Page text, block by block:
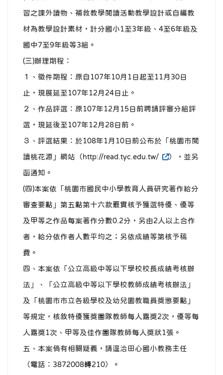
習之課外讀物、補救教學閱讀活動教學設計或自編教
材為教學設計素材，計分國小1至3年級、4至6年級及
國中7至9年級等3組。
(三)辦理期程：
１、徵件期程：原自107年10月1日起至11月30日
止，現展延至107年12月24日止。
２、作品評選：原107年12月15日前聘請評審分組評
選，現延後至107年12月28日前。
３、評選結果：於108年1月10日前公布於「桃園市閱
讀桃花源」網站（http://read.tyc.edu.tw/ ），並另
函通知。
(四)本案依「桃園市國民中小學教育人員研究著作給分
審查要點」第五點第十六款覈實核予獲選特優、優等
及甲等之作品每案著作分數0.2分，另由2人以上合作
者，給分依作者人數平均之；另依成績等第核予稿
費。
四、本案依「公立高級中等以下學校校長成績考核辦
法」、「公立高級中等以下學校教師成績考核辦法」
及「桃園市市立各級學校及幼兒園教職員獎懲要點」
等規定，核敘特優獲獎團隊教師每人嘉獎2次，優等每
人嘉獎1次、甲等及佳作團隊教師每人獎狀1張。
五、本案倘有相關疑義，請逕洽田心國小教務主任
（電話：3872008轉210）。